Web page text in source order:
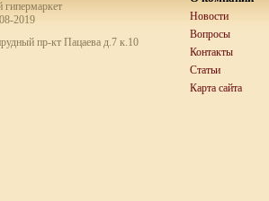
2019
пр-кт Пацаева д.7 к.10
Новости
Вопросы
Контакты
Статьи
Карта сайта